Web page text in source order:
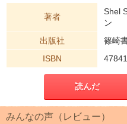
著者
Shel
ン
出版社
篠崎
ISBN
読んだ
みんなの声（レビュー）